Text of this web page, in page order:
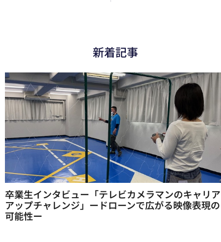
新着記事
卒業生インタビュー「テレビカメラマンのキャリア
アップチャレンジ」ードローンで広がる映像表現の
可能性ー